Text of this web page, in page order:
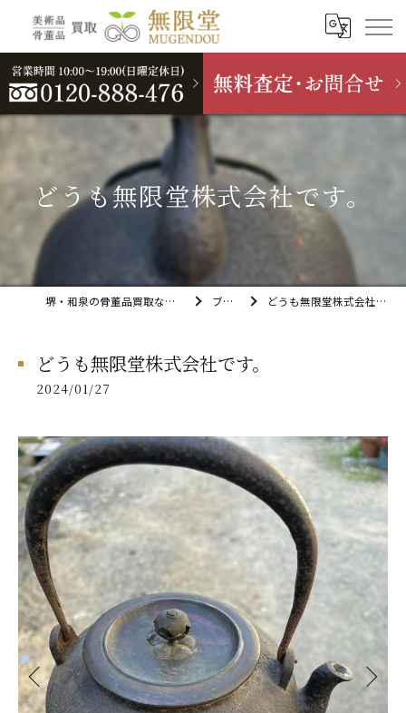
どうも無限堂株式会社です。
堺・和泉の骨董品買取なら無限堂 ブログ どうも無限堂株式会社です。
どうも無限堂株式会社です。
2024/01/27